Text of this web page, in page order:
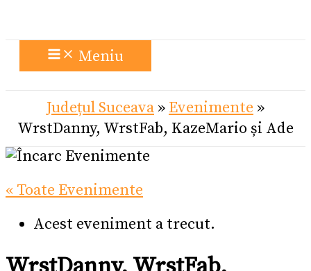
Meniu
Județul Suceava » Evenimente »
WrstDanny, WrstFab, KazeMario și Ade
« Toate Evenimente
Acest eveniment a trecut.